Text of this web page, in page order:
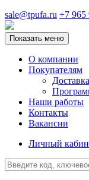
sale@tpufa.ru +7 965
Показать меню
О компании
Покупателям
Наши работы
Контакты
Вакансии
Личный